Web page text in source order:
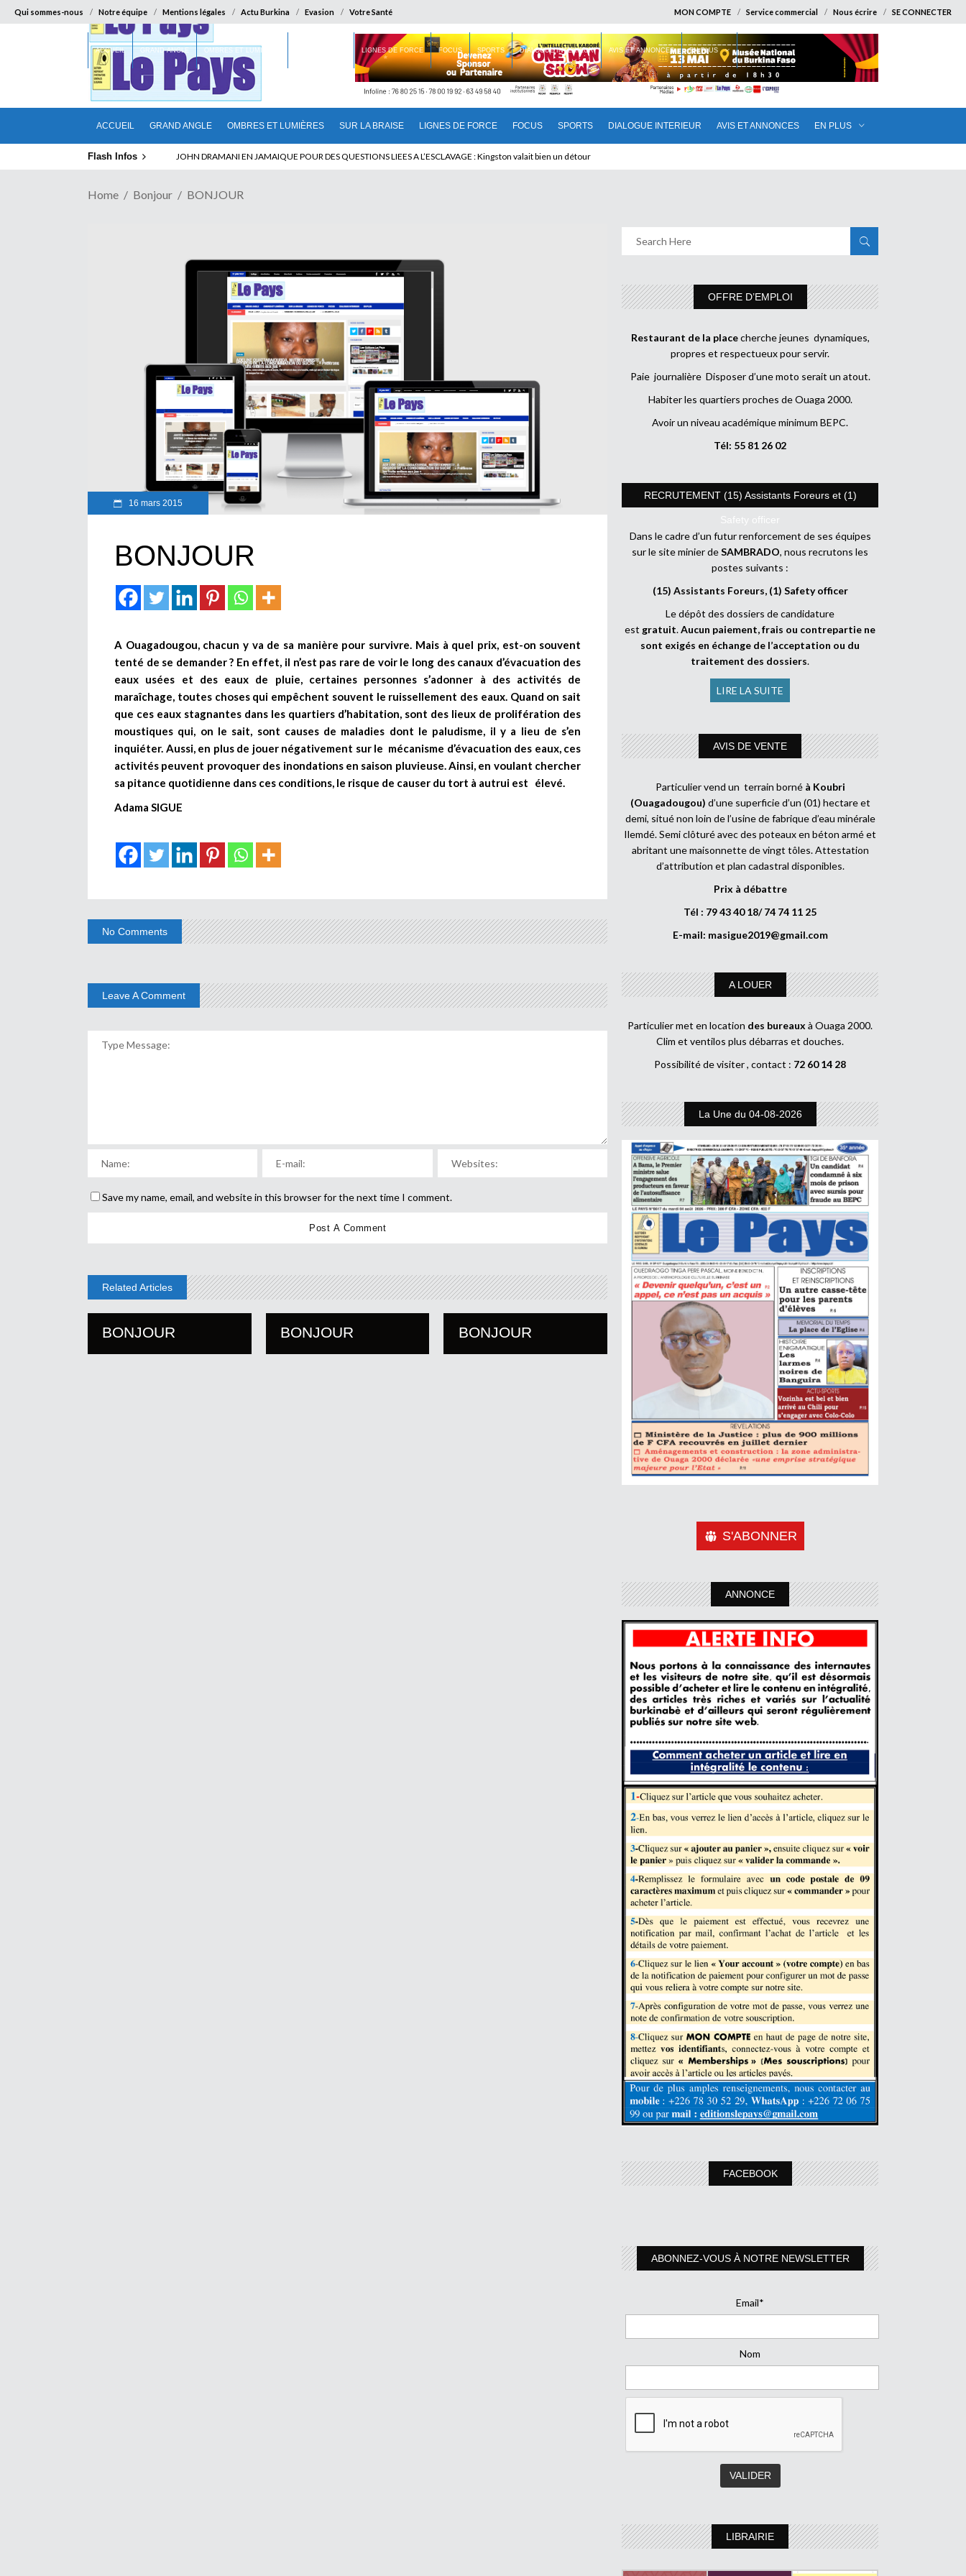
Qui sommes-nous Notre équipe Mentions légales Actu Burkina Evasion Votre Santé MON COMPTE Service commercial Nous écrire SE CONNECTER
ACCUEIL GRAND ANGLE OMBRES ET LUMIÈRES SUR LA BRAISE LIGNES DE FORCE FOCUS SPORTS DIALOGUE INTERIEUR AVIS ET ANNONCES EN PLUS
ACCUEIL GRAND ANGLE OMBRES ET LUMIÈRES LIGNES DE FORCE FOCUS SPORTS DIALOGUE INTERIEUR AVIS ET ANNONCES EN PLUS
Flash Infos ELECTION DE TALON A LA TETE DU SENAT BENINOIS : Quand Patrice quitte le pouvoir sans partir !
Home Bonjour BONJOUR
16 mars 2015
BONJOUR
A Ouagadougou, chacun y va de sa manière pour survivre. Mais à quel prix, est-on souvent
tenté de se demander ? En effet, il n’est pas rare de voir le long des canaux d’évacuation des
eaux usées et des eaux de pluie, certaines personnes s’adonner à des activités de
maraîchage, toutes choses qui empêchent souvent le ruissellement des eaux. Quand on sait
que ces eaux stagnantes dans les quartiers d’habitation, sont des lieux de prolifération des
moustiques qui, on le sait, sont causes de maladies dont le paludisme, il y a lieu de s’en
inquiéter. Aussi, en plus de jouer négativement sur le mécanisme d’évacuation des eaux, ces
activités peuvent provoquer des inondations en saison pluvieuse. Ainsi, en voulant chercher
sa pitance quotidienne dans ces conditions, le risque de causer du tort à autrui est élevé.
Adama SIGUE
No Comments
Leave A Comment
Save my name, email, and website in this browser for the next time I comment.
Related Articles
BONJOUR BONJOUR BONJOUR
OFFRE D’EMPLOI
Restaurant de la placecherche jeunes dynamiques,
propres et respectueux pour servir.
Paie journalière Disposer d’une moto serait un atout.
Habiter les quartiers proches de Ouaga 2000.
Avoir un niveau académique minimum BEPC.
Tél: 55 81 26 02
RECRUTEMENT (15) Assistants Foreurs et (1)
Safety officer
Dans le cadre d’un futur renforcement de ses équipes
sur le site minier deSAMBRADO, nous recrutons les
postes suivants :
(15) Assistants Foreurs, (1) Safety officer
Le dépôt des dossiers de candidature
est gratuit.Aucun paiement, frais ou contrepartie ne
sont exigés en échange de l’acceptation ou du
traitement des dossiers.
LIRE LA SUITE
AVIS DE VENTE
Particulier vend un terrain borné à Koubri
(Ouagadougou) d’une superficie d’un (01) hectare et
demi, situé non loin de l’usine de fabrique d’eau minérale
Ilemdé. Semi clôturé avec des poteaux en béton armé et
abritant une maisonnette de vingt tôles. Attestation
d’attribution et plan cadastral disponibles.
Prix à débattre
Tél : 79 43 40 18/ 74 74 11 25
E-mail: masigue2019@gmail.com
A LOUER
Particulier met en location des bureaux à Ouaga 2000.
Clim et ventilos plus débarras et douches.
Possibilité de visiter , contact : 72 60 14 28
La Une du 04-08-2026
S'ABONNER
ANNONCE
FACEBOOK
ABONNEZ-VOUS À NOTRE NEWSLETTER
Email*
Nom
LIBRAIRIE